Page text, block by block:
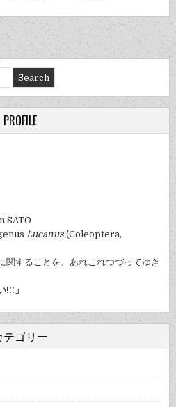
PROFILE
SATO
Lucanus (Coleoptera,
関することを、あれこれつづってゆき
!!!」
テゴリー